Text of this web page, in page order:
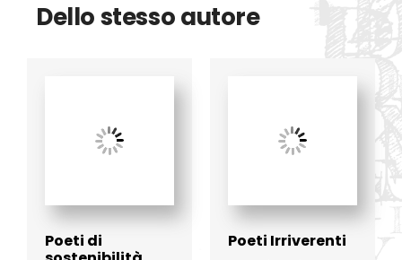
Dello stesso autore
Poeti di
Poeti Irriverenti